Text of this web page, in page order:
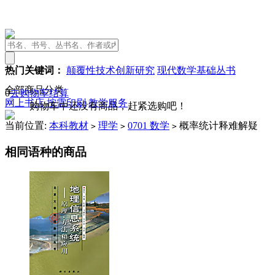
热门关键词： 颠覆性技术创新研究 现代数学基础丛书
0去购物车结算
购物车中还没有商品，赶紧选购吧！
全部商品分类
网上书店按需印刷 教学服务
当前位置: 本科教材 > 理学 > 0701 数学 > 概率统计释难解疑
相同语种的商品